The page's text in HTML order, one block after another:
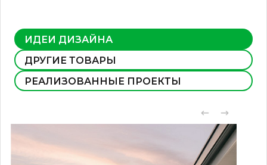
ИДЕИ ДИЗАЙНА
ДРУГИЕ ТОВАРЫ
РЕАЛИЗОВАННЫЕ ПРОЕКТЫ